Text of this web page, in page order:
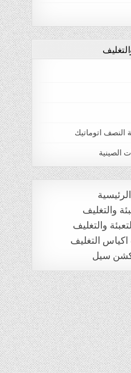
النصف اتوماتيك
الصينية
والتغليف
والتغليف
التغليف
سيل